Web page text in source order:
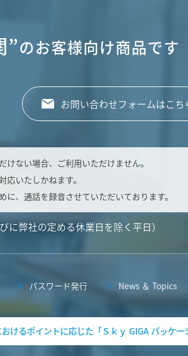
”のお客様向け商品です
お問い合わせフォームはこち
ない場合、ご利用いただけません。
いたしかねます。
、通話を録音させていただいております。
に弊社の定める休業日を除く平日）
パスワード発行 News ＆ Topics
けるポイントに応じた「Ｓｋｙ GIGA パッケー